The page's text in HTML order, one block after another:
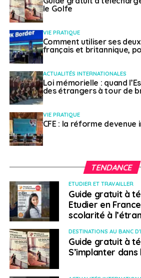
s’inscrire. De plus amples
l’événement vous seront transmis
inscription sera confirmée.
Destination Canada offre l’accès à
candidats qualifiés provenant de
et d’ailleurs dans le monde.
Les secteurs à potentiel élevé pour
qualifiés sont :
les technologies de
le marketing et les
les finances;
le tourisme;
l’industrie culinaire et
la traduction;
l’aéronautique et l’avionique;
le Golfe
VIE PRATIQUE
Comment utiliser ses
français et britannique,
ACTUALITÉS INTERNATIONALES
Loi mémorielle : quand
des étrangers à tour de
VIE PRATIQUE
CFE : la réforme
TENDANCE
ETUDIER ET TRAVAILLER
Guide gratuit à
Etudier en
scolarité à
DESTINATIONS AU BANC
Guide gratuit à
S’implanter dans